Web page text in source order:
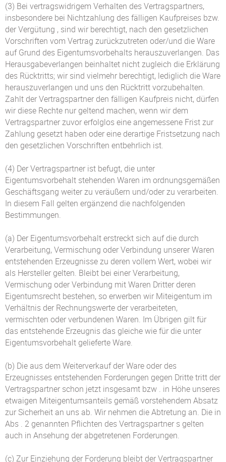
(3) Bei vertragswidrigem Verhalten des Vertragspartners,
insbesondere bei Nichtzahlung des fälligen Kaufpreises bzw.
der Vergütung , sind wir berechtigt, nach den gesetzlichen
Vorschriften vom Vertrag zurückzutreten oder/und die Ware
auf Grund des Eigentumsvorbehalts herauszuverlangen. Das
Herausgabeverlangen beinhaltet nicht zugleich die Erklärung
des Rücktritts; wir sind vielmehr berechtigt, lediglich die Ware
herauszuverlangen und uns den Rücktritt vorzubehalten.
Zahlt der Vertragspartner den fälligen Kaufpreis nicht, dürfen
wir diese Rechte nur geltend machen, wenn wir dem
Vertragspartner zuvor erfolglos eine angemessene Frist zur
Zahlung gesetzt haben oder eine derartige Fristsetzung nach
den gesetzlichen Vorschriften entbehrlich ist.
(4) Der Vertragspartner ist befugt, die unter
Eigentumsvorbehalt stehenden Waren im ordnungsgemäßen
Geschäftsgang weiter zu veräußern und/oder zu verarbeiten.
In diesem Fall gelten ergänzend die nachfolgenden
Bestimmungen.
(a) Der Eigentumsvorbehalt erstreckt sich auf die durch
Verarbeitung, Vermischung oder Verbindung unserer Waren
entstehenden Erzeugnisse zu deren vollem Wert, wobei wir
als Hersteller gelten. Bleibt bei einer Verarbeitung,
Vermischung oder Verbindung mit Waren Dritter deren
Eigentumsrecht bestehen, so erwerben wir Miteigentum im
Verhältnis der Rechnungswerte der verarbeiteten,
vermischten oder verbundenen Waren. Im Übrigen gilt für
das entstehende Erzeugnis das gleiche wie für die unter
Eigentumsvorbehalt gelieferte Ware.
(b) Die aus dem Weiterverkauf der Ware oder des
Erzeugnisses entstehenden Forderungen gegen Dritte tritt der
Vertragspartner schon jetzt insgesamt bzw . in Höhe unseres
etwaigen Miteigentumsanteils gemäß vorstehendem Absatz
zur Sicherheit an uns ab. Wir nehmen die Abtretung an. Die in
Abs . 2 genannten Pflichten des Vertragspartner s gelten
auch in Ansehung der abgetretenen Forderungen.
(c) Zur Einziehung der Forderung bleibt der Vertragspartner